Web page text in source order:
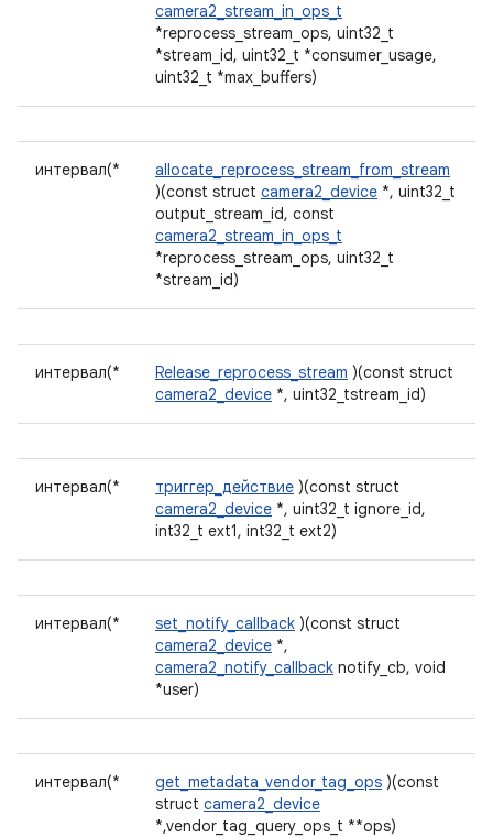
camera2_stream_in_ops_t
*reprocess_stream_ops, uint32_t
*stream_id, uint32_t *consumer_usage,
uint32_t *max_buffers)
интервал(*
allocate_reprocess_stream_from_stream
)(const struct camera2_device *, uint32_t
output_stream_id, const
camera2_stream_in_ops_t
*reprocess_stream_ops, uint32_t
*stream_id)
интервал(* Release_reprocess_stream )(const struct
camera2_device *, uint32_tstream_id)
интервал(* триггер_действие )(const struct
camera2_device *, uint32_t ignore_id,
int32_t ext1, int32_t ext2)
интервал(* set_notify_callback )(const struct
camera2_device *,
camera2_notify_callback notify_cb, void
*user)
интервал(* get_metadata_vendor_tag_ops )(const
struct camera2_device
*,vendor_tag_query_ops_t **ops)